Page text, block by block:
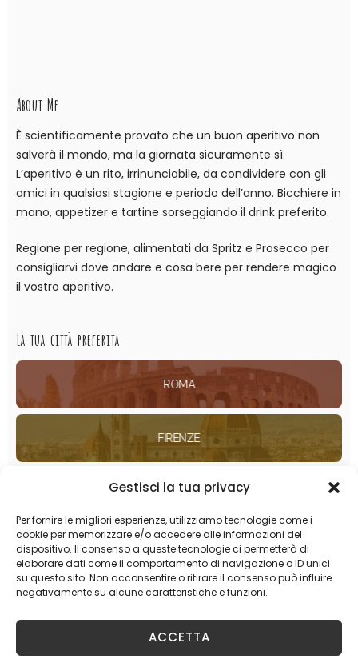
Gestisci la tua privacy
Per fornire le migliori esperienze, utilizziamo tecnologie come i
cookie per memorizzare e/o accedere alle informazioni del
dispositivo. Il consenso a queste tecnologie ci permetterà di
elaborare dati come il comportamento di navigazione o ID unici
su questo sito. Non acconsentire o ritirare il consenso può influire
negativamente su alcune caratteristiche e funzioni.
ACCETTA
About Me
È scientificamente provato che un buon aperitivo non
salverà il mondo, ma la giornata sicuramente sì.
L’aperitivo è un rito, irrinunciabile, da condividere con gli
amici in qualsiasi stagione e periodo dell’anno. Bicchiere in
mano, appetizer e tartine sorseggiando il drink preferito.
Regione per regione, alimentati da Spritz e Prosecco per
consigliarvi dove andare e cosa bere per rendere magico
il vostro aperitivo.
La tua città preferita
ROMA
FIRENZE
BOLOGNA
MILANO
TORINO